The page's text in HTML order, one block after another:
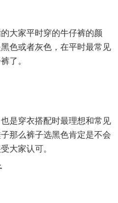
家平时穿的牛仔裤的颜
色或者灰色，在平时最常见
了。
穿衣搭配时最理想和常见
那么裤子选黑色肯定是不会
大家认可。